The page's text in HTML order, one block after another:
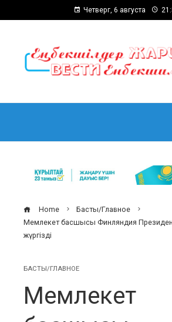
Четверг, 6 августа
Home
Басты/Главное
Мемлекет басшысы Финляндия
жүргізді
БАСТЫ/ГЛАВНОЕ
Мемлекет